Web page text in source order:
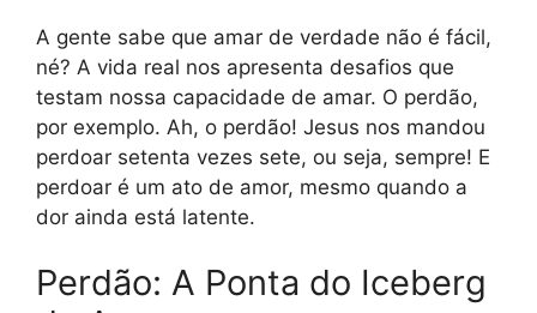
A gente sabe que amar de verdade não é fácil,
né? A vida real nos apresenta desafios que
testam nossa capacidade de amar. O perdão,
por exemplo. Ah, o perdão! Jesus nos mandou
perdoar setenta vezes sete, ou seja, sempre! E
perdoar é um ato de amor, mesmo quando a
dor ainda está latente.
Perdão: A Ponta do Iceberg